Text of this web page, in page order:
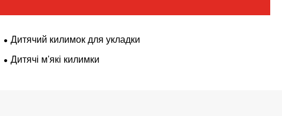
Дитячий килимок для укладки
Дитячі м'які килимки